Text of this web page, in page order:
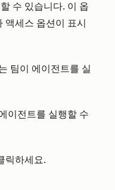
수 있습니다. 이 옵
액세스 옵션이 표시
팀이 에이전트를 실
이전트를 실행할 수
릭하세요.